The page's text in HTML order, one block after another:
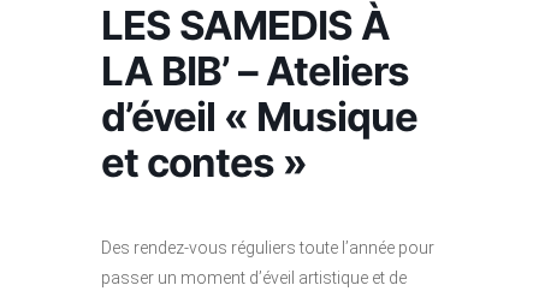
LES SAMEDIS À
LA BIB’ – Ateliers
d’éveil « Musique
et contes »
Des rendez-vous réguliers toute l’année pour
passer un moment d’éveil artistique et de